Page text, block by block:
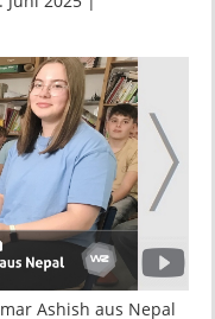
Ashish aus Nepal